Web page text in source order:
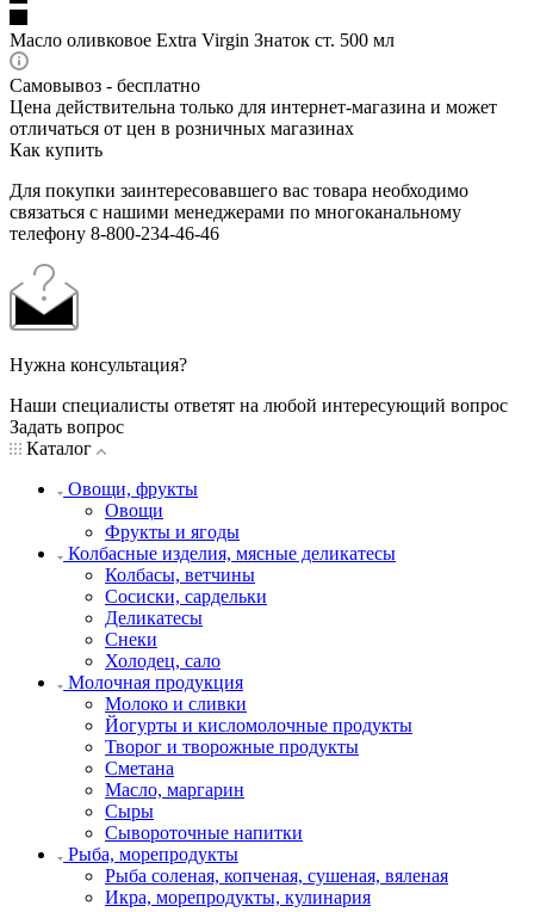
Масло оливковое Extra Virgin Знаток ст. 500 мл
Самовывоз - бесплатно
Цена действительна только для интернет-магазина и может
отличаться от цен в розничных магазинах
Как купить
Для покупки заинтересовавшего вас товара необходимо
связаться с нашими менеджерами по многоканальному
телефону 8-800-234-46-46
Нужна консультация?
Наши специалисты ответят на любой интересующий вопрос
Задать вопрос
Каталог
Овощи, фрукты
Овощи
Фрукты и ягоды
Колбасные изделия, мясные деликатесы
Колбасы, ветчины
Сосиски, сардельки
Деликатесы
Снеки
Холодец, сало
Молочная продукция
Молоко и сливки
Йогурты и кисломолочные продукты
Творог и творожные продукты
Сметана
Масло, маргарин
Сыры
Сывороточные напитки
Рыба, морепродукты
Рыба соленая, копченая, сушеная, вяленая
Икра, морепродукты, кулинария